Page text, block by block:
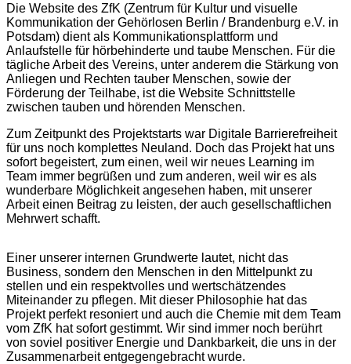
Die Website des ZfK (Zentrum für Kultur und visuelle
Kommunikation der Gehörlosen Berlin / Brandenburg e.V. in
Potsdam) dient als Kommunikationsplattform und
Anlaufstelle für hörbehinderte und taube Menschen. Für die
tägliche Arbeit des Vereins, unter anderem die Stärkung von
Anliegen und Rechten tauber Menschen, sowie der
Förderung der Teilhabe, ist die Website Schnittstelle
zwischen tauben und hörenden Menschen.
Zum Zeitpunkt des Projektstarts war Digitale Barrierefreiheit
für uns noch komplettes Neuland. Doch das Projekt hat uns
sofort begeistert, zum einen, weil wir neues Learning im
Team immer begrüßen und zum anderen, weil wir es als
wunderbare Möglichkeit angesehen haben, mit unserer
Arbeit einen Beitrag zu leisten, der auch gesellschaftlichen
Mehrwert schafft.
Einer unserer internen Grundwerte lautet, nicht das
Business, sondern den Menschen in den Mittelpunkt zu
stellen und ein respektvolles und wertschätzendes
Miteinander zu pflegen. Mit dieser Philosophie hat das
Projekt perfekt resoniert und auch die Chemie mit dem Team
vom ZfK hat sofort gestimmt. Wir sind immer noch berührt
von soviel positiver Energie und Dankbarkeit, die uns in der
Zusammenarbeit entgegengebracht wurde.